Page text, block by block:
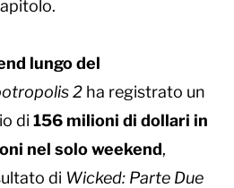
lungo del
2 ha registrato un
di 156 milioni di dollari in
nel solo weekend,
di Wicked: Parte Due